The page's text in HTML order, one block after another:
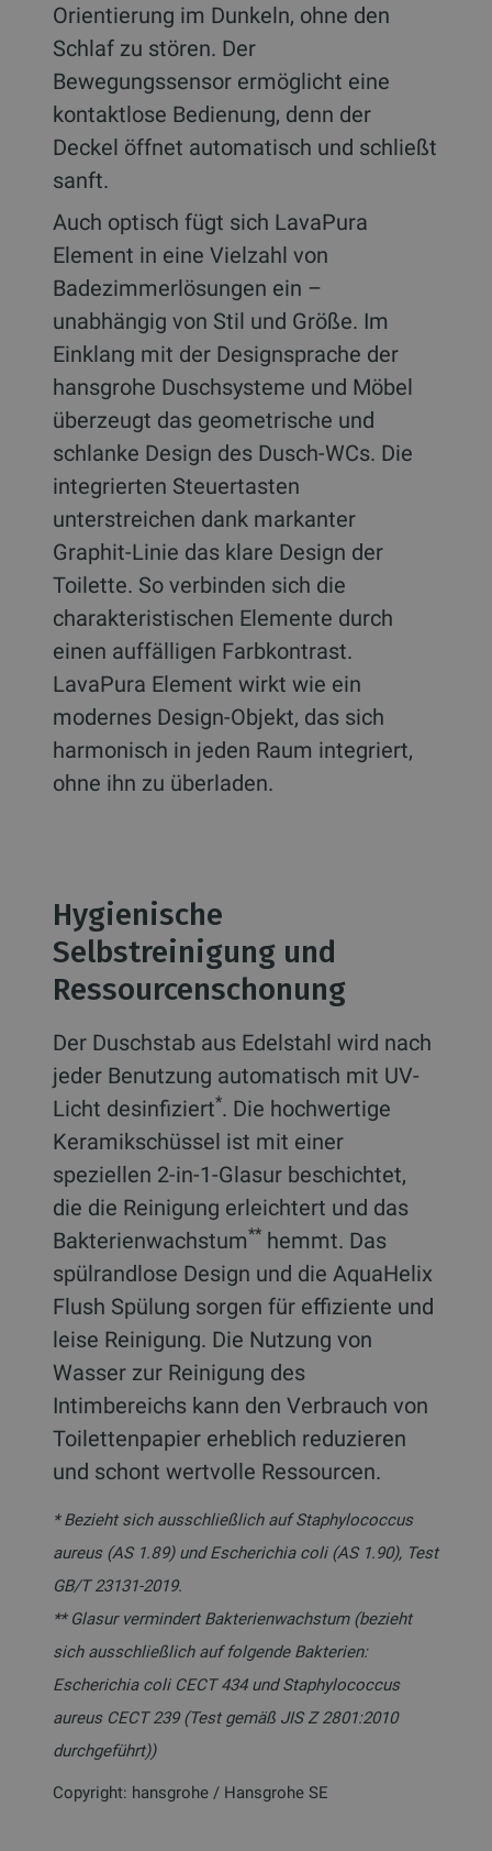
Orientierung im Dunkeln, ohne den
Schlaf zu stören. Der
Bewegungssensor ermöglicht eine
kontaktlose Bedienung, denn der
Deckel öffnet automatisch und schließt
sanft.
Auch optisch fügt sich LavaPura
Element in eine Vielzahl von
Badezimmerlösungen ein –
unabhängig von Stil und Größe. Im
Einklang mit der Designsprache der
hansgrohe Duschsysteme und Möbel
überzeugt das geometrische und
schlanke Design des Dusch-WCs. Die
integrierten Steuertasten
unterstreichen dank markanter
Graphit-Linie das klare Design der
Toilette. So verbinden sich die
charakteristischen Elemente durch
einen auffälligen Farbkontrast.
LavaPura Element wirkt wie ein
modernes Design-Objekt, das sich
harmonisch in jeden Raum integriert,
ohne ihn zu überladen.
Hygienische
Selbstreinigung und
Ressourcenschonung
Der Duschstab aus Edelstahl wird nach
jeder Benutzung automatisch mit UV-
Licht desinfiziert*. Die hochwertige
Keramikschüssel ist mit einer
speziellen 2-in-1-Glasur beschichtet,
die die Reinigung erleichtert und das
Bakterienwachstum** hemmt. Das
spülrandlose Design und die AquaHelix
Flush Spülung sorgen für effiziente und
leise Reinigung. Die Nutzung von
Wasser zur Reinigung des
Intimbereichs kann den Verbrauch von
Toilettenpapier erheblich reduzieren
und schont wertvolle Ressourcen.
* Bezieht sich ausschließlich auf Staphylococcus
aureus (AS 1.89) und Escherichia coli (AS 1.90), Test
GB/T 23131-2019.
** Glasur vermindert Bakterienwachstum (bezieht
sich ausschließlich auf folgende Bakterien:
Escherichia coli CECT 434 und Staphylococcus
aureus CECT 239 (Test gemäß JIS Z 2801:2010
durchgeführt))
Copyright: hansgrohe / Hansgrohe SE